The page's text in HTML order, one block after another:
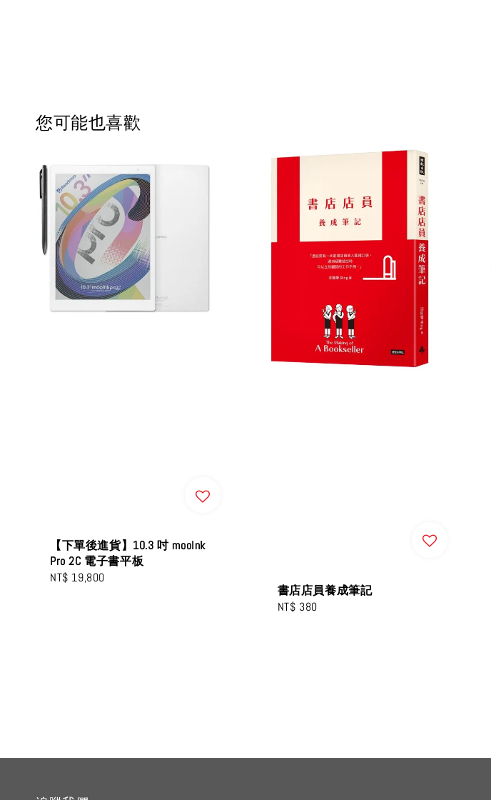
您可能也喜歡
【下單後進貨】10.3 吋 mooInk
Pro 2C 電子書平板
Regular
NT$ 19,800
書店店員養成筆記
Regular
NT$ 380